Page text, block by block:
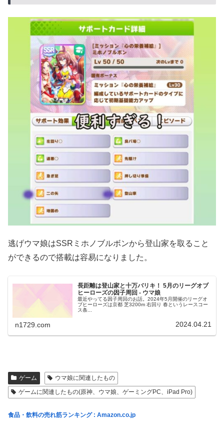
逃げウマ娘はSSRミホノブルボンから登山家を取ること
ができるので搭載は容易になりました。
長距離は登山家と十万バリキ！ 5月のリーグオブ
ヒーローズの因子周回 - ウマ娘
最近やってる因子周回のお話。2024年5月開催のリーグオ
ブヒーローズは京都 芝3200m 右回り 春というレースコー
ス条...
n1729.com 2024.04.21
ゲーム
ウマ娘に関連したもの
ゲームに関連したもの(原神、ウマ娘、ゲーミングPC、iPad Pro)
食品・飲料の売れ筋ランキング : Amazon.co.jp